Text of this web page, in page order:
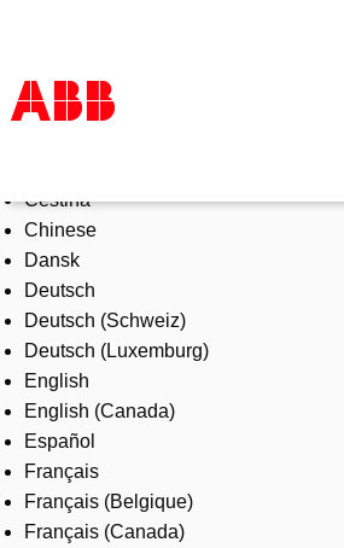
Products & Solutions
Industries
Services
About us
Where to buy
Contact us
Careers
Čeština
Chinese
Dansk
Deutsch
Deutsch (Schweiz)
Deutsch (Luxemburg)
English
English (Canada)
Español
Français
Français (Belgique)
Français (Canada)